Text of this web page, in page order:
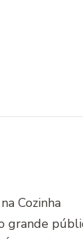
Cozinha
grande